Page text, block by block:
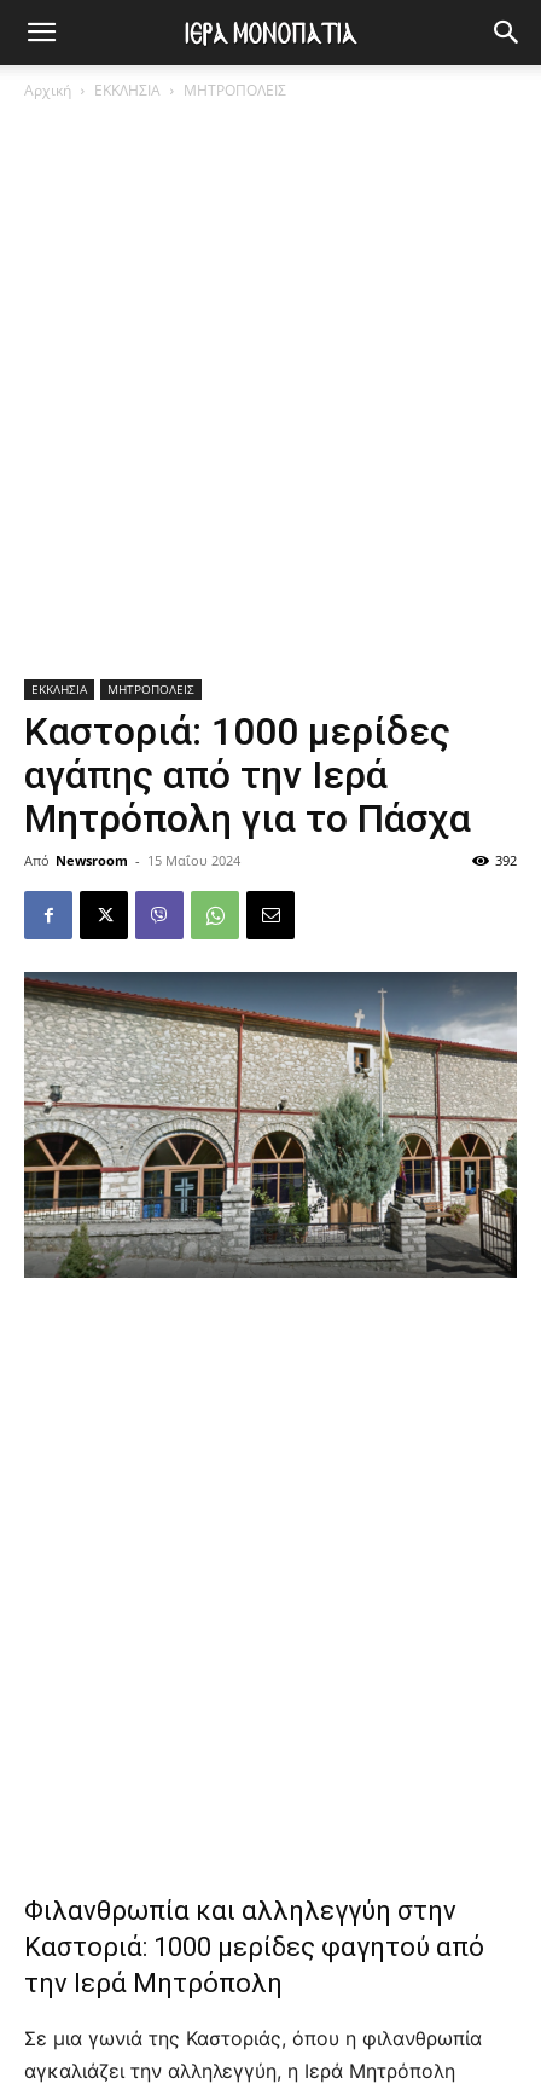
Αρχική ΕΚΚΛΗΣΙΑ ΜΗΤΡΟΠΟΛΕΙΣ
ΕΚΚΛΗΣΙΑ ΜΗΤΡΟΠΟΛΕΙΣ
Καστοριά: 1000 μερίδες
αγάπης από την Ιερά
Μητρόπολη για το Πάσχα
Από Newsroom - 15 Μαΐου 2024 392
Φιλανθρωπία και αλληλεγγύη στην
Καστοριά: 1000 μερίδες φαγητού από
την Ιερά Μητρόπολη
Σε μια γωνιά της Καστοριάς, όπου η φιλανθρωπία
αγκαλιάζει την αλληλεγγύη, η Ιερά Μητρόπολη